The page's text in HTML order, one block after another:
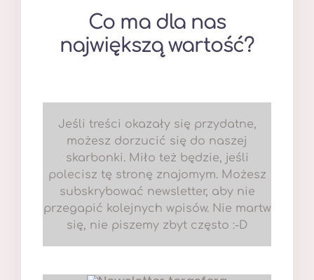
Co ma dla nas
największą wartość?
Jeśli treści okazały się przydatne,
możesz dorzucić się do naszej
skarbonki. Miło też będzie, jeśli
polecisz tę stronę znajomym. Możesz
subskrybować newsletter, aby nie
przegapić kolejnych wpisów. Nie martw
się, nie piszemy zbyt często :-D